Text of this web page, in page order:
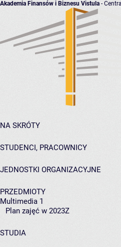
Akademia Finansów i Biznesu Vistula -
NA SKRÓTY
STUDENCI, PRACOWNICY
JEDNOSTKI ORGANIZACYJNE
PRZEDMIOTY
Multimedia 1
Plan zajęć w 2023Z
STUDIA